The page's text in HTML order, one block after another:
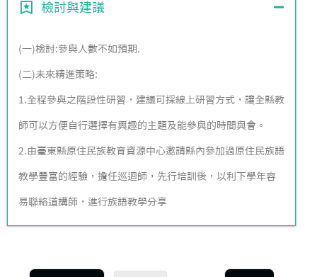
檢討與建議
(一)檢討:參與人數不如預期.
(二)未來精進策略:
1.全程參與之階段性研習，建議可採線上研習方式，讓全縣教
師可以方便自行選擇有興趣的主題及能參與的時間與會。
2.由臺東縣原住民族教育資源中心邀請縣內參加過原住民族語
教學豐富的經驗，擔任巡迴師，先行培訓後，以利下學年容
易聯絡道講師，進行族語教學分享